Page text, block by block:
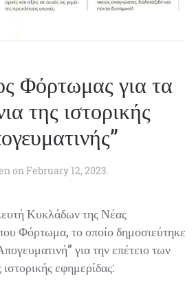
Φόρτωμας για τα
της ιστορικής
onFebruary 12, 2023.
Κυκλάδων της Νέας
Φόρτωμα, το οποίο δημοσιεύτηκε
για την επέτειο των
εφημερίδας: